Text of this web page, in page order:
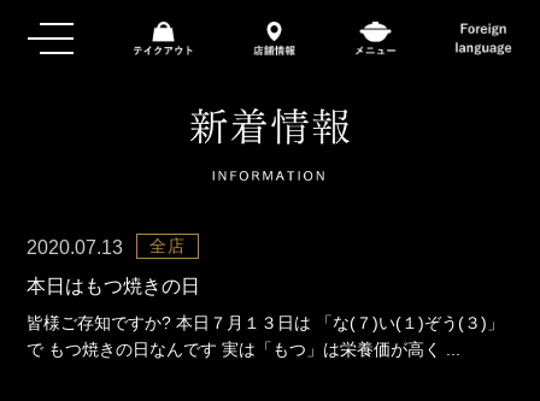
2020.07.13 全店
本日はもつ焼きの日
皆様ご存知ですか? 本日７月１３日は 「な(７)い(１)ぞう(３)」
で もつ焼きの日なんです 実は「もつ」は栄養価が高く ...